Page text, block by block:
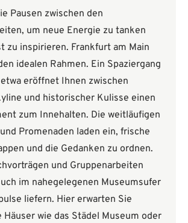
Pausen zwischen den
um neue Energie zu tanken
zu inspirieren. Frankfurt am Main
idealen Rahmen. Ein Spaziergang
eröffnet Ihnen zwischen
und historischer Kulisse einen
zum Innehalten. Die weitläufigen
Promenaden laden ein, frische
und die Gedanken zu ordnen.
und Gruppenarbeiten
im nahegelegenen Museumsufer
liefern. Hier erwarten Sie
wie das Städel Museum oder